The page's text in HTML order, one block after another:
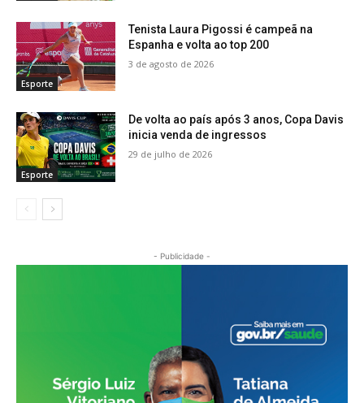
Esporte
Tenista Laura Pigossi é campeã na
Espanha e volta ao top 200
3 de agosto de 2026
Esporte
De volta ao país após 3 anos, Copa Davis
inicia venda de ingressos
29 de julho de 2026
- Publicidade -